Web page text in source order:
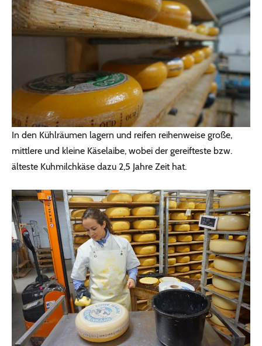
In den Kühlräumen lagern und reifen reihenweise große,
mittlere und kleine Käselaibe, wobei der gereifteste bzw.
älteste Kuhmilchkäse dazu 2,5 Jahre Zeit hat.